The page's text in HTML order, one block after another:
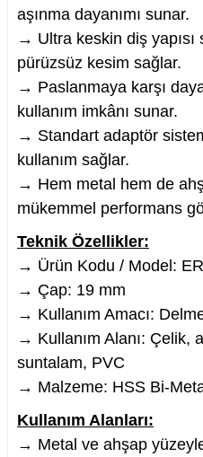
Ucu
ve Lehim Teli
aşınma dayanımı sunar.
→ Ultra keskin diş yapısı
pürüzsüz kesim sağlar.
→ Paslanmaya karşı
kullanım imkânı sunar.
→ Standart adaptör
kullanım sağlar.
→ Hem metal hem de
mükemmel performans
Teknik Özellikler:
→ Ürün Kodu / Model:
→ Çap: 19 mm
→ Kullanım Amacı:
→ Kullanım Alanı: Çelik,
suntalam, PVC
→ Malzeme: HSS Bi-
Kullanım Alanları:
→ Metal ve ahşap